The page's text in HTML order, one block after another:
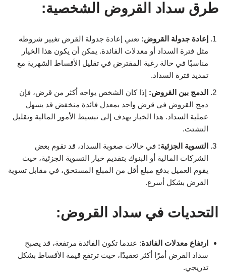
طرق سداد القروض الشخصية:
إعادة جدولة القروض: تعني إعادة جدولة القرض تغيير شروطه
مثل فترة السداد أو معدلات الفائدة. يمكن أن يكون هذا الخيار
مناسبًا في حالة رغبة المقترض في تقليل الأقساط الشهرية مع
تمديد فترة السداد.
الدمج بين القروض: إذا كان الشخص يواجه أكثر من قرض، فإن
دمج القروض في قرض واحد بمعدل فائدة منخفض قد يسهل
عملية السداد. هذا الخيار يهدف إلى تبسيط الأمور المالية وتقليل
التشتت.
التسوية الجزئية: في حالات صعوبة السداد، قد تقوم بعض
الشركات المالية أو البنوك بتقديم خيار التسوية الجزئية، حيث
يقوم العميل بدفع مبلغ أقل من المبلغ المستحق، في مقابل تسوية
القرض بشكل أسرع.
التحديات في سداد القروض:
ارتفاع معدلات الفائدة: عندما تكون الفائدة مرتفعة، قد يصبح
سداد القرض أمرًا أكثر تعقيدًا، حيث ترتفع قيمة الأقساط بشكل
تدريجي.